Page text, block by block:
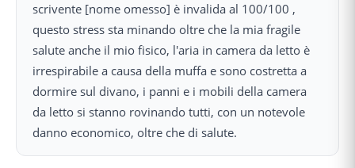
scrivente [nome omesso] è invalida al 100/100 ,
questo stress sta minando oltre che la mia fragile
salute anche il mio fisico, l'aria in camera da letto è
irrespirabile a causa della muffa e sono costretta a
dormire sul divano, i panni e i mobili della camera
da letto si stanno rovinando tutti, con un notevole
danno economico, oltre che di salute.